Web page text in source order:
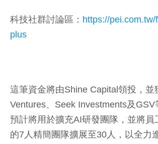
科技社群討論區： https://
plus
這筆資金將由Shine Capital領投，並
Ventures、Seek Investments及GSV
預計將用於擴充AI研發團隊，並將員
的7人精簡團隊擴展至30人，以全力